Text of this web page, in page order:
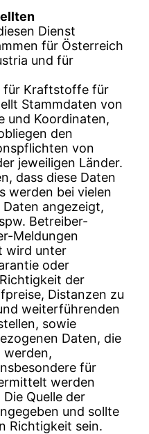
Dienst
für Österreich
und für
für Kraftstoffe für
Stammdaten von
und Koordinaten,
den
von
jeweiligen Länder.
dass diese Daten
werden bei vielen
angezeigt,
Betreiber-
Meldungen
wird unter
oder
der
Distanzen zu
weiterführenden
sowie
Daten, die
für
werden
Quelle der
und sollte
Richtigkeit sein.